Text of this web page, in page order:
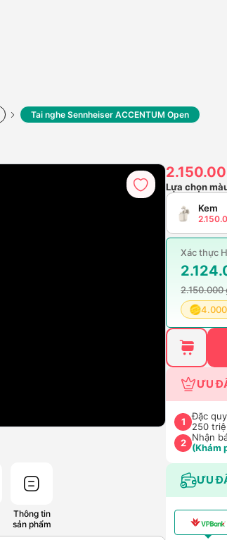
Tai nghe Sennheiser ACCENTUM Open
Thông tin
sản phẩm
Lựa chọn
Kem
Xác thực
2.150.000
ƯU
1
Đặc
250
2 Nhận
(Khám
ƯU